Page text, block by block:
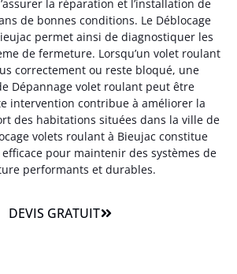
la réparation et l’installation de
de bonnes conditions. Le Déblocage
permet ainsi de diagnostiquer les
de fermeture. Lorsqu’un volet roulant
correctement ou reste bloqué, une
Dépannage volet roulant peut être
intervention contribue à améliorer la
des habitations situées dans la ville de
volets roulant à Bieujac constitue
pour maintenir des systèmes de
performants et durables.
DEVIS GRATUIT